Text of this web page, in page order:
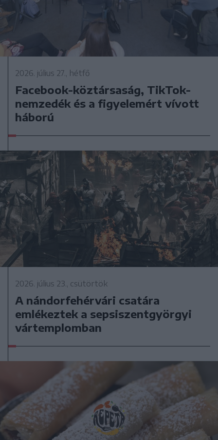
2026. július 27., hétfő
Facebook-köztársaság, TikTok-
nemzedék és a figyelemért vívott
háború
2026. július 23., csütörtök
A nándorfehérvári csatára
emlékeztek a sepsiszentgyörgyi
vártemplomban